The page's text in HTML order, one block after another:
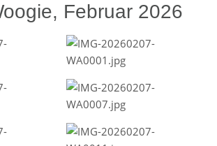
Februar 2026